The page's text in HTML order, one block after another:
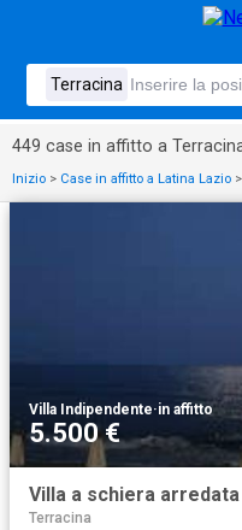
449 case in affitto a
Inizio > Case in affitto a Latina Lazio >
Villa Indipendente·in affitto
5.500 €
Villa a schiera
Terracina